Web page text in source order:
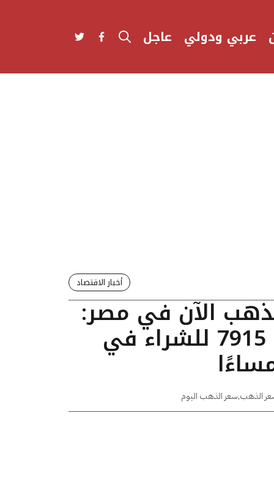
عربي ودولي عاجل
أخبار الاقتصاد
الآن في مصر:
عيار 24 يسجل 7915 للشراء في
الذهب,سعر الذهب اليوم